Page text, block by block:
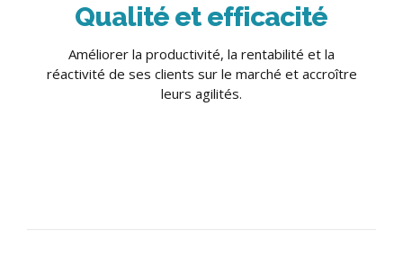
Qualité et efficacité
Améliorer la productivité, la rentabilité et la
réactivité de ses clients sur le marché et accroître
leurs agilités.